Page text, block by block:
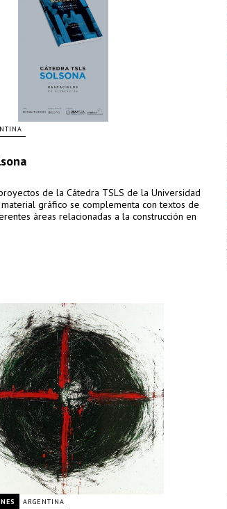
de la Cátedra TSLS de la Universidad
material gráfico se complementa con textos de
áreas relacionadas a la construcción en
ARGENTINA